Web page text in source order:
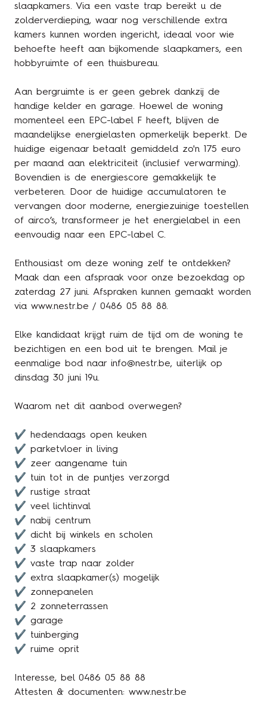
slaapkamers. Via een vaste trap bereikt u de
zolderverdieping, waar nog verschillende extra
kamers kunnen worden ingericht, ideaal voor wie
behoefte heeft aan bijkomende slaapkamers, een
hobbyruimte of een thuisbureau.
Aan bergruimte is er geen gebrek dankzij de
handige kelder en garage. Hoewel de woning
momenteel een EPC-label F heeft, blijven de
maandelijkse energielasten opmerkelijk beperkt. De
huidige eigenaar betaalt gemiddeld zo'n 175 euro
per maand aan elektriciteit (inclusief verwarming).
Bovendien is de energiescore gemakkelijk te
verbeteren. Door de huidige accumulatoren te
vervangen door moderne, energiezuinige toestellen
of airco’s, transformeer je het energielabel in een
eenvoudig naar een EPC-label C.
Enthousiast om deze woning zelf te ontdekken?
Maak dan een afspraak voor onze bezoekdag op
zaterdag 27 juni. Afspraken kunnen gemaakt worden
via www.nestr.be / 0486 05 88 88.
Elke kandidaat krijgt ruim de tijd om de woning te
bezichtigen en een bod uit te brengen. Mail je
eenmalige bod naar info@nestr.be, uiterlijk op
dinsdag 30 juni 19u.
Waarom net dit aanbod overwegen?
✔ hedendaags open keuken
✔ parketvloer in living
✔ zeer aangename tuin
✔ tuin tot in de puntjes verzorgd
✔ rustige straat
✔ veel lichtinval
✔ nabij centrum
✔ dicht bij winkels en scholen
✔ 3 slaapkamers
✔ vaste trap naar zolder
✔ extra slaapkamer(s) mogelijk
✔ zonnepanelen
✔ 2 zonneterrassen
✔ garage
✔ tuinberging
✔ ruime oprit
Interesse, bel 0486 05 88 88
Attesten & documenten: www.nestr.be